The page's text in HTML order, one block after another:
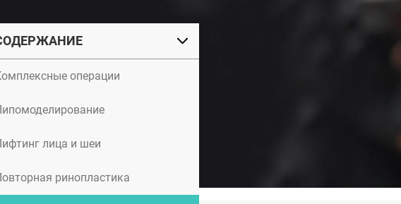
операции
лица и шеи
ринопластика